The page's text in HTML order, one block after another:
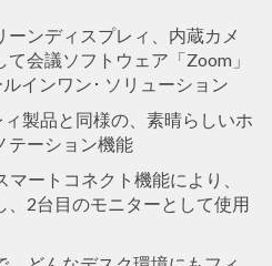
ーンディスプレィ、内蔵カメ
会議ソフトウェア「Zoom」
インワン･ ソリューション
製品と同様の、素晴らしいホ
テーション機能
ートコネクト機能により、
、2台目のモニターとして使用